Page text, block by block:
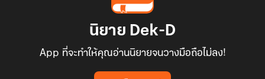
นิยาย Dek-D
App ที่จะทำให้คุณอ่านนิยายจนวางมือถือไม่ลง!